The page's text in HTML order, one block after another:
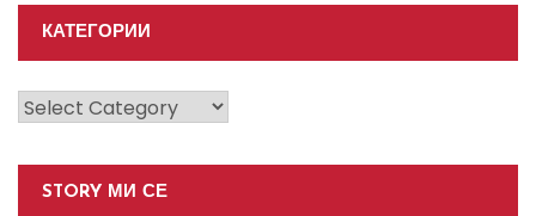
КАТЕГОРИИ
Категории
STORY МИ СЕ